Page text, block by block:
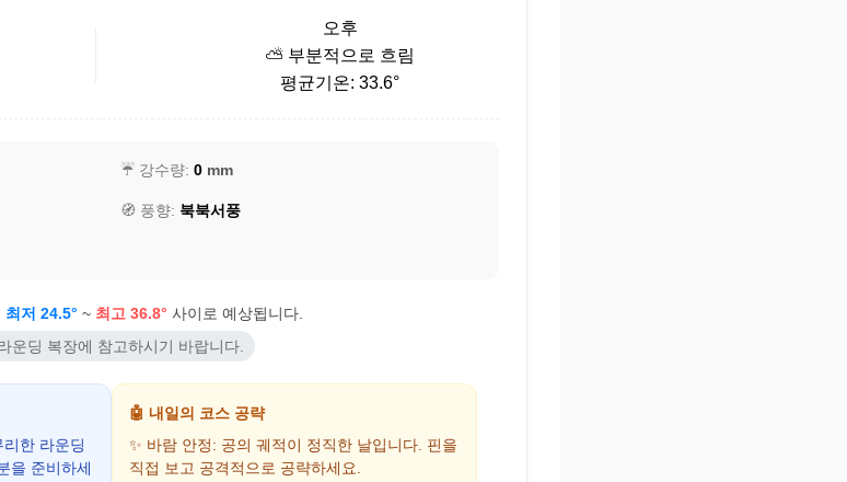
오후
⛅ 부분적으로 흐림
평균기온: 33.6°
☔ 강수량: 0 mm
🧭 풍향: 북북서풍
최저 24.5° ~ 최고 36.8° 사이로 예상됩니다.
운딩 복장에 참고하시기 바랍니다.
한 라운딩
을 준비하세
🤖 내일의 코스 공략
✨ 바람 안정: 공의 궤적이 정직한 날입니다. 핀을
직접 보고 공격적으로 공략하세요.